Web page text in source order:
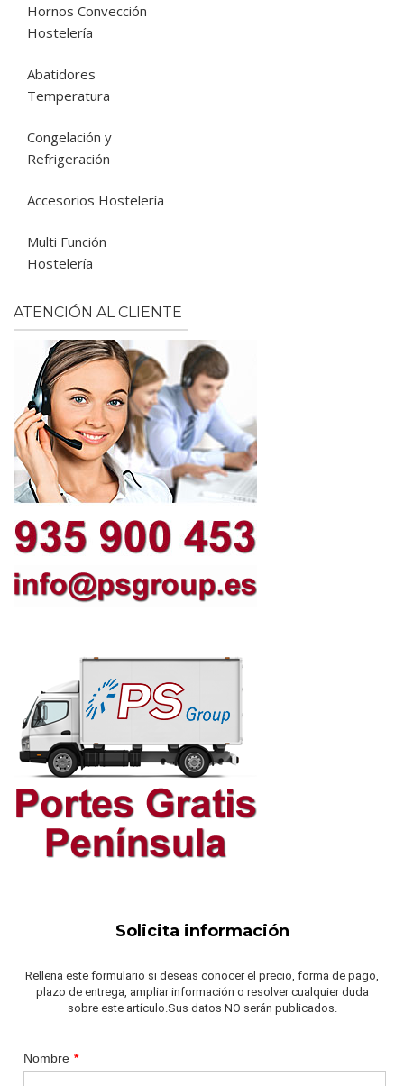
Hornos Convección
Hostelería
Abatidores
Temperatura
Congelación y
Refrigeración
Accesorios Hostelería
Multi Función
Hostelería
ATENCIÓN AL CLIENTE
Solicita información
Rellena este formulario si deseas conocer el precio, forma de pago,
plazo de entrega, ampliar información o resolver cualquier duda
sobre este artículo.Sus datos NO serán publicados.
Nombre *